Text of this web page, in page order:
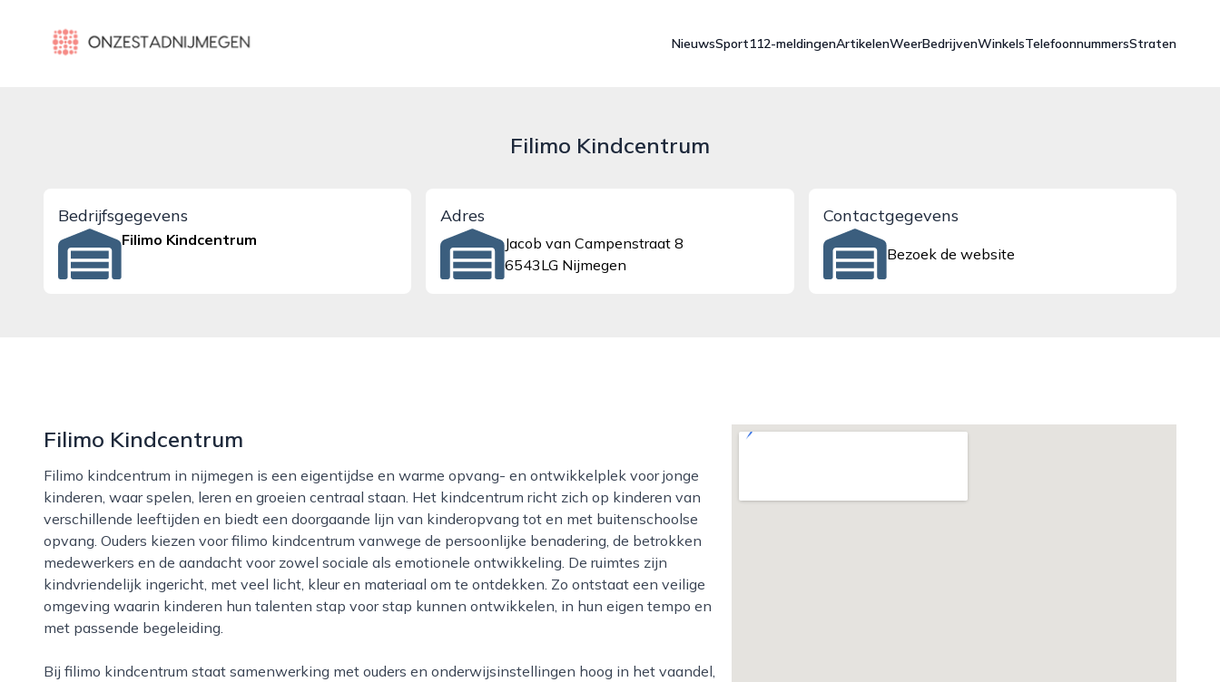
onzestadnijmegen.nl
NieuwsSport112-meldingenArtikelenWeerBedrijvenWinkelsTelefoonnummersStraten
Filimo Kindcentrum
Bedrijfsgegevens
Filimo Kindcentrum
Adres
Jacob van Campenstraat 8
6543LG Nijmegen
Contactgegevens
Bezoek de website
Filimo Kindcentrum
Filimo kindcentrum in nijmegen is een eigentijdse en warme opvang- en ontwikkelplek voor jonge
kinderen, waar spelen, leren en groeien centraal staan. Het kindcentrum richt zich op kinderen van
verschillende leeftijden en biedt een doorgaande lijn van kinderopvang tot en met buitenschoolse
opvang. Ouders kiezen voor filimo kindcentrum vanwege de persoonlijke benadering, de betrokken
medewerkers en de aandacht voor zowel sociale als emotionele ontwikkeling. De ruimtes zijn
kindvriendelijk ingericht, met veel licht, kleur en materiaal om te ontdekken. Zo ontstaat een veilige
omgeving waarin kinderen hun talenten stap voor stap kunnen ontwikkelen, in hun eigen tempo en
met passende begeleiding.
Bij filimo kindcentrum staat samenwerking met ouders en onderwijsinstellingen hoog in het vaandel,